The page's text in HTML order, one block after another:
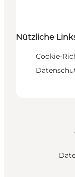
Nützliche
Cookie-